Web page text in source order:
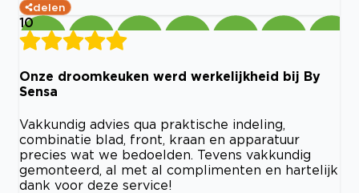
delen
10
Onze droomkeuken werd werkelijkheid bij By
Sensa
Vakkundig advies qua praktische indeling,
combinatie blad, front, kraan en apparatuur
precies wat we bedoelden. Tevens vakkundig
gemonteerd, al met al complimenten en hartelijk
dank voor deze service!